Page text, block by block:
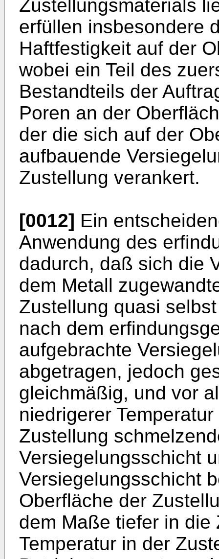
Zustellungsmaterials
erfüllen insbesondere
Haftfestigkeit auf der
wobei ein Teil des
Bestandteils der
Poren an der
der die sich auf der
aufbauende
Zustellung verankert.
[0012] Ein
Anwendung des
dadurch, daß sich die
dem Metall
Zustellung quasi
nach dem
aufgebrachte
abgetragen, jedoch
gleichmäßig, und vor
niedrigerer
Zustellung
Versiegelungsschicht
Versiegelungsschicht
Oberfläche der
dem Maße tiefer in
Temperatur in der